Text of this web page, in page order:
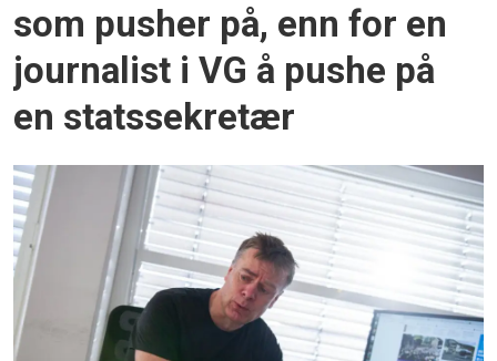
som pusher på, enn for en
journalist i VG å pushe på
en statssekretær